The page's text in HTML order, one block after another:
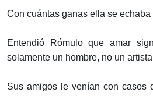
Con cuántas ganas ella se echaba
Entendió Rómulo que amar
solamente un hombre, no un
Sus amigos le venían con casos